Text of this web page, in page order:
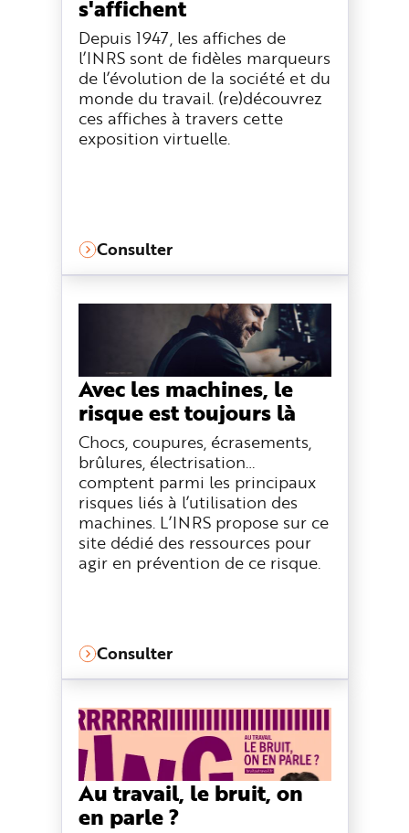
s'affichent
Depuis 1947, les affiches de
l’INRS sont de fidèles marqueurs
de l’évolution de la société et du
monde du travail. (re)découvrez
ces affiches à travers cette
exposition virtuelle.
Consulter
Avec les machines, le
risque est toujours là
Chocs, coupures, écrasements,
brûlures, électrisation…
comptent parmi les principaux
risques liés à l’utilisation des
machines. L’INRS propose sur ce
site dédié des ressources pour
agir en prévention de ce risque.
Consulter
Au travail, le bruit, on
en parle ?